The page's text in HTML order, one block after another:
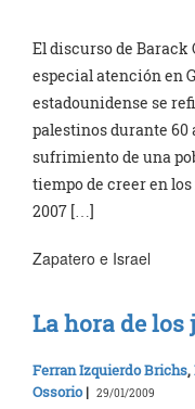
El discurso de Barack
especial atención en
estadounidense se
palestinos durante 60
sufrimiento de una
tiempo de creer en
2007 […]
Zapatero e Israel
La hora de los
Ferran Izquierdo Brichs,
Ossorio| 29/01/2009